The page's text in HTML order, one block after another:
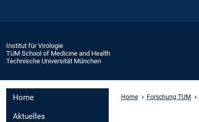
Institut für Virologie
TUM School of Medicine and Health
Technische Universität München
Home
Aktuelles
Home Forschung TUM